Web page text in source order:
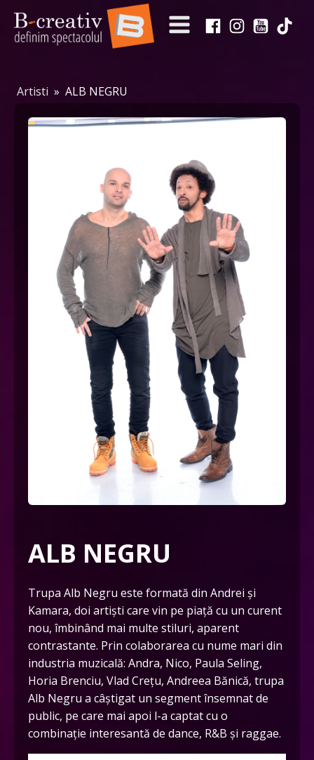
Artisti » ALB NEGRU
ALB NEGRU
Trupa Alb Negru este formată din Andrei și
Kamara, doi artiști care vin pe piață cu un curent
nou, îmbinând mai multe stiluri, aparent
contrastante. Prin colaborarea cu nume mari din
industria muzicală: Andra, Nico, Paula Seling,
Horia Brenciu, Vlad Crețu, Andreea Bănică, trupa
Alb Negru a câștigat un segment însemnat de
public, pe care mai apoi l-a captat cu o
combinație interesantă de dance, R&B și raggae.